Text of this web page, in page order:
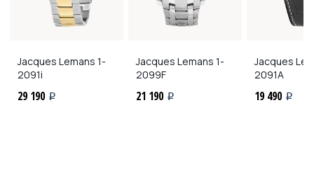
Jacques Lemans 1-
2091i
29 190 i
Jacques Lemans 1-
2099F
21 190 i
Jacques
2091A
19 490 i